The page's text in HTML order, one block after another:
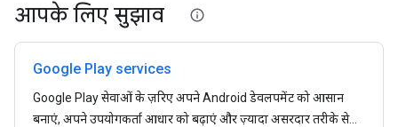
आपके लिए सुझाव
Google Play services
Google Play सेवाओं के ज़रिए अपने Android डेवलपमेंट को आसान
बनाएं, अपने उपयोगकर्ता आधार को बढ़ाएं और ज़्यादा असरदार तरीके से